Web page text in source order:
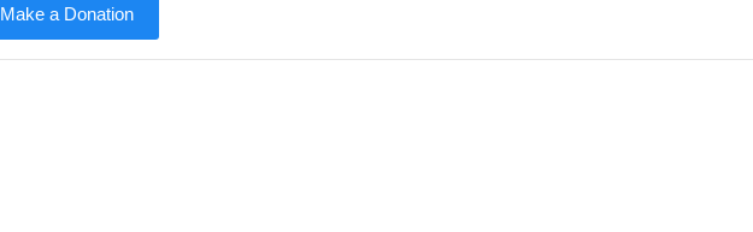
Make a Donation